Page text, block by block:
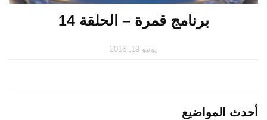
برنامج قمرة – الحلقة 14
يونيو 19, 2016
أحدث المواضيع